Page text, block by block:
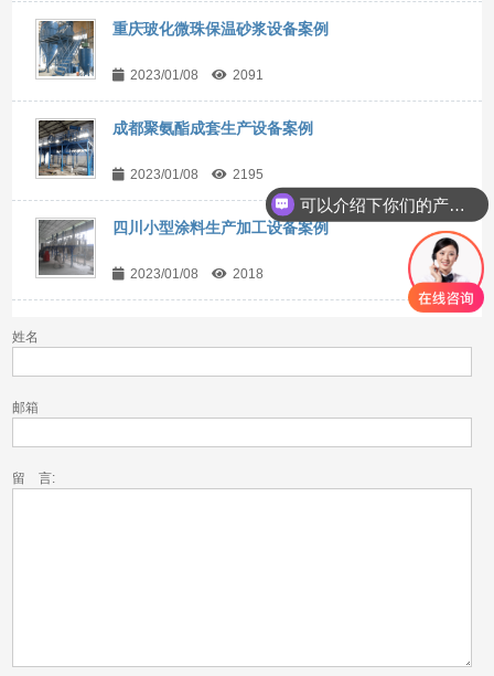
重庆玻化微珠保温砂浆设备案例
2023/01/08 2091
成都聚氨酯成套生产设备案例
2023/01/08 2195
四川小型涂料生产加工设备案例
2023/01/08 2018
姓名
邮箱
留 言:
可以介绍下你们的产品么？